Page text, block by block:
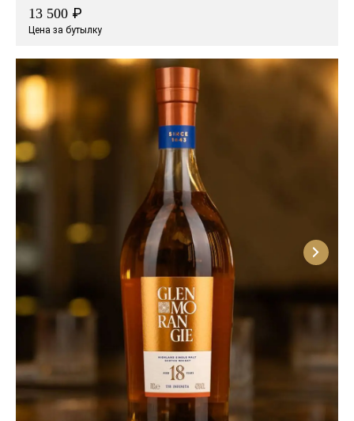
13 500 ₽
Цена за бутылку